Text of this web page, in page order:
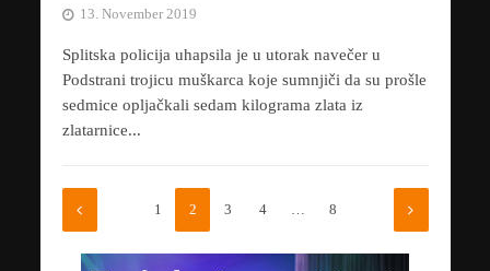
13. November 2019
Splitska policija uhapsila je u utorak navečer u
Podstrani trojicu muškarca koje sumnjiči da su prošle
sedmice opljačkali sedam kilograma zlata iz
zlatarnice...
1 2 3 4 … 8